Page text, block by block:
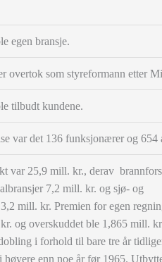
egen bransje.
overtok som styreformann etter
tilbudt kundene.
var det 136 funksjonærer og 654
var 25,9 mill. kr., derav
7,2 mill. kr. og sjø- og
mill. kr. Premien for egen
og overskuddet ble 1,865 mill.
i forhold til bare tre år
høyere enn noe år før 1965.